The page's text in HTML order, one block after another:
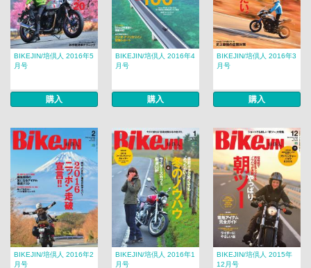
BIKEJIN/培倶人 2016年5
月号
購入
BIKEJIN/培倶人 2016年4
月号
購入
BIKEJIN/培倶人 2016年3
月号
購入
BIKEJIN/培倶人 2016年2
月号
BIKEJIN/培倶人 2016年1
月号
BIKEJIN/培倶人 2015年
12月号